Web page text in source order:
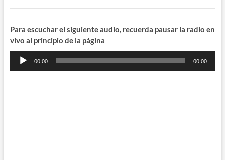
Para escuchar el siguiente audio, recuerda pausar la radio en
vivo al principio de la página
Reproductor
audio
00:00 00:00